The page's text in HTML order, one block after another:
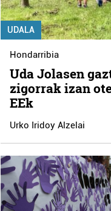
UDALA
Hondarribia
Uda Jolasen
zigorrak izan
EEk
Urko Iridoy Alzelai